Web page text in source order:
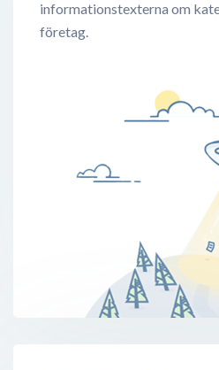
informationstexterna om
företag.